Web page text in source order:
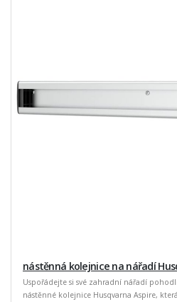
nástěnná kolejnice na nářadí
Uspořádejte si své zahradní nářadí
nástěnné kolejnice Husqvarna Aspire,